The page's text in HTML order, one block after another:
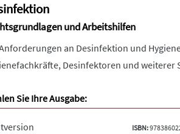
und Arbeitshilfen
an Desinfektion und
Desinfektoren und weiterer
Sie Ihre Ausgabe:
ISBN: